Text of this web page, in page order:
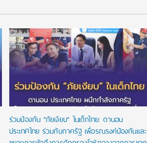
ร่วมป้องกัน “ภัยเงียบ” ในเด็กไทย: ดานอน
ประเทศไทย ร่วมกับภาครัฐ เพื่อรณรงค์ป้องกันและ